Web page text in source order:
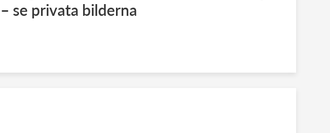
– se privata bilderna